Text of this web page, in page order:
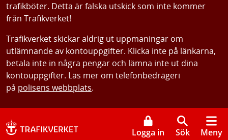
trafikböter. Detta är falska utskick som inte kommer
från Trafikverket!
Trafikverket skickar aldrig ut uppmaningar om
utlämnande av kontouppgifter. Klicka inte på länkarna,
betala inte in några pengar och lämna inte ut dina
kontouppgifter. Läs mer om telefonbedrägeri
på polisens webbplats.
Logga in Sök Meny